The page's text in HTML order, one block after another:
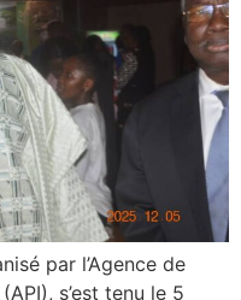
par l’Agence de
s’est tenu le 5